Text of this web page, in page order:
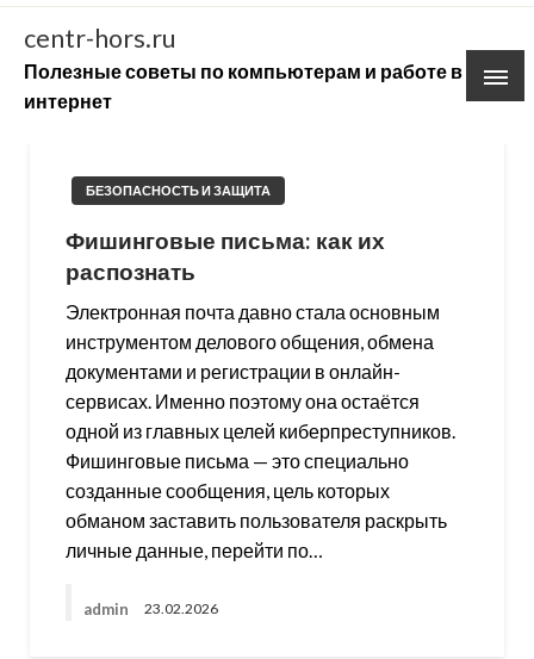
Skip
content
centr-hors.ru
Полезные советы по компьютерам и работе в
интернет
БЕЗОПАСНОСТЬ И ЗАЩИТА
Фишинговые письма: как их
распознать
Электронная почта давно стала основным
инструментом делового общения, обмена
документами и регистрации в онлайн-
сервисах. Именно поэтому она остаётся
одной из главных целей киберпреступников.
Фишинговые письма — это специально
созданные сообщения, цель которых
обманом заставить пользователя раскрыть
личные данные, перейти по…
admin 23.02.2026